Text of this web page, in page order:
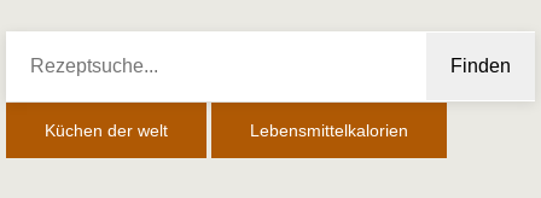
Finden
Küchen der welt Lebensmittelkalorien